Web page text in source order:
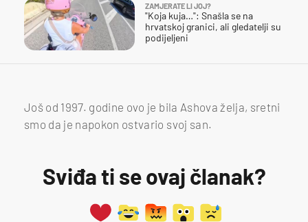
ZAMJERATE LI JOJ?
"Koja kuja…": Snašla se na
hrvatskoj granici, ali gledatelji su
podijeljeni
Još od 1997. godine ovo je bila Ashova želja, sretni
smo da je napokon ostvario svoj san.
Sviđa ti se ovaj članak?